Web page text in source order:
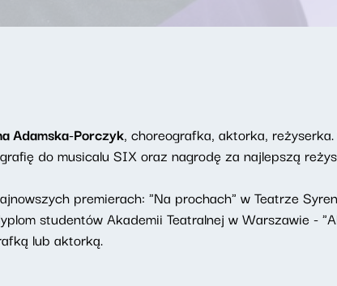
Adamska-Porczyk, choreografka, aktorka,
do musicalu SIX oraz nagrodę za najlepszą
premierach: "Na prochach" w Teatrze
studentów Akademii Teatralnej w Warszawie -
lub aktorką.